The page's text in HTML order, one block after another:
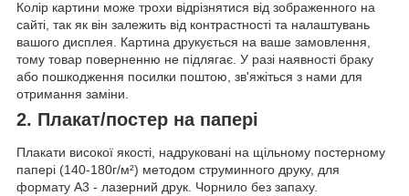
Колір картини може трохи відрізнятися від зображенного на
сайті, так як він залежить від контрастності та налаштувань
вашого дисплея. Картина друкується на ваше замовлення,
тому товар поверненню не підлягає. У разі наявності браку
або пошкодження посилки поштою, зв'яжіться з нами для
отримання заміни.
2. Плакат/постер на папері
Плакати високої якості, надруковані на щільному постерному
папері (140-180г/м²) методом струминного друку, для
формату А3 - лазерний друк. Чорнило без запаху.